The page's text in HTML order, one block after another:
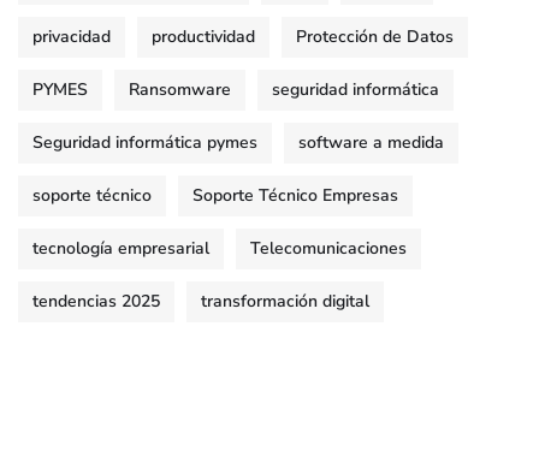
privacidad productividad Protección de Datos
PYMES Ransomware seguridad informática
Seguridad informática pymes software a medida
soporte técnico Soporte Técnico Empresas
tecnología empresarial Telecomunicaciones
tendencias 2025 transformación digital